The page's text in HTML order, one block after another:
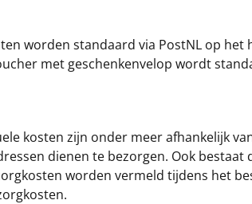
worden standaard via PostNL op het
met geschenkenvelop wordt
kosten zijn onder meer afhankelijk
dienen te bezorgen. Ook
worden vermeld tijdens het